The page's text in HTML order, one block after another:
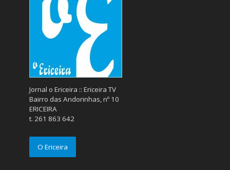
Jornal o Ericeira :: Ericeira TV
Bairro das Andorinhas, nº 10
ERICEIRA
t. 261 863 642
O Ericeira